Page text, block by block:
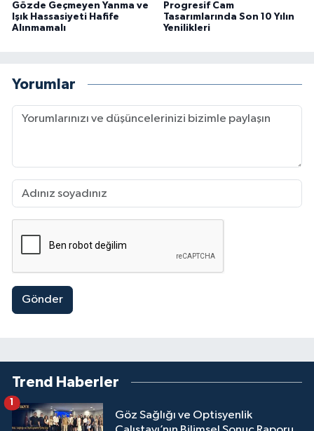
Gözde Geçmeyen Yanma ve
Işık Hassasiyeti Hafife
Alınmamalı
Progresif Cam
Tasarımlarında Son 10 Yılın
Yenilikleri
Yorumlar
Gönder
Trend Haberler
Göz Sağlığı ve Optisyenlik
1